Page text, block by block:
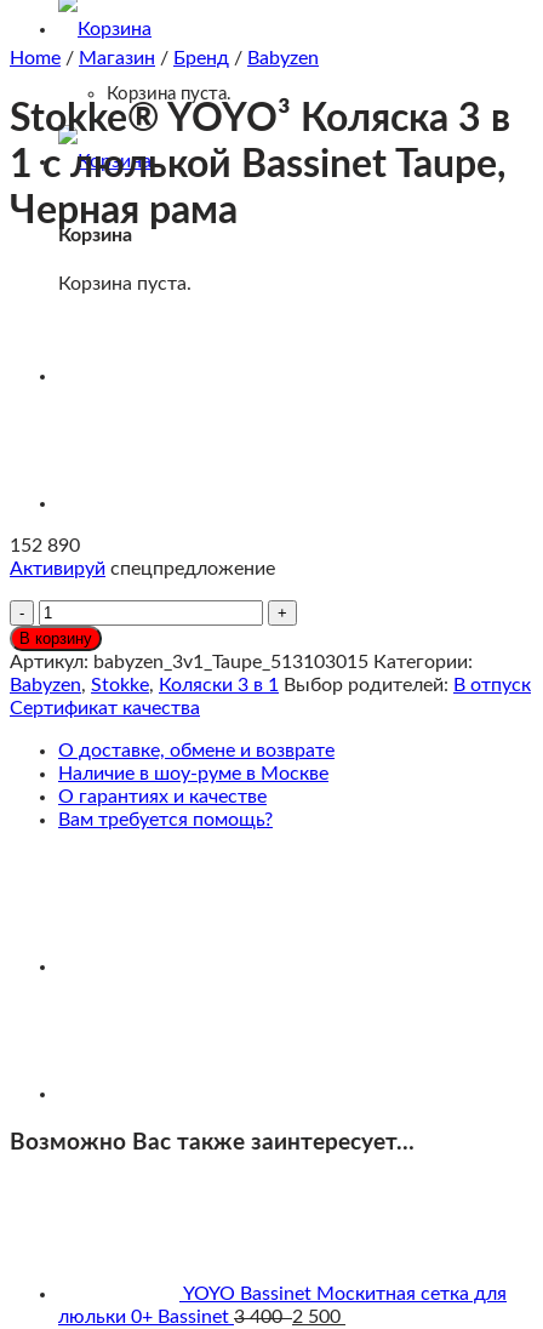
Корзина пуста.
Корзина
Корзина пуста.
Home / Магазин / Бренд / Babyzen
Stokke® YOYO³ Коляска 3 в
1 с люлькой Bassinet Taupe,
Черная рама
152 890
Активируй спецпредложение
Количество
Stokke®
YOYO³
Коляска
3
1
с
люлькой
Bassinet
В корзину
Артикул: babyzen_3v1_Taupe_513103015 Категории:
Babyzen, Stokke, Коляски 3 в 1 Выбор родителей: В отпуск
Сертификат качества
О доставке, обмене и возврате
Наличие в шоу-руме в Москве
О гарантиях и качестве
Вам требуется помощь?
Возможно Вас также заинтересует…
YOYO Bassinet Москитная сетка для
люльки 0+ Bassinet 3 400 2 500